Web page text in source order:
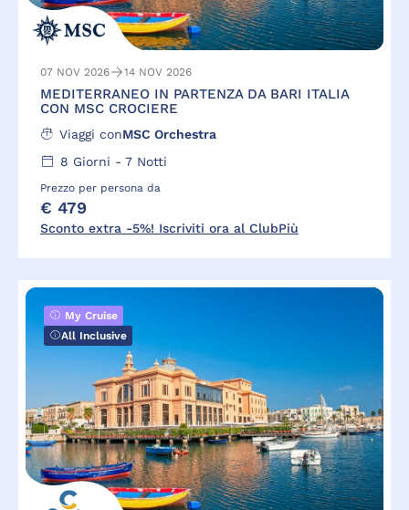
07 NOV 2026 14 NOV 2026
MEDITERRANEO IN PARTENZA DA BARI ITALIA
CON MSC CROCIERE
Viaggi conMSC Orchestra
8 Giorni - 7Notti
Prezzo per persona da
€ 479
Sconto extra -5%! Iscriviti ora al ClubPiù
My Cruise
All Inclusive